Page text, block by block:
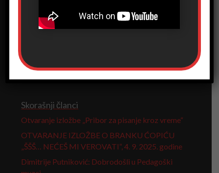
Prosledi komentar
Pretraga
Skorašnji članci
Otvaranje izložbe „Pribor za pisanje kroz vreme“
OTVARANJE IZLOŽBE O BRANKU ĆOPIĆU
„ŠŠŠ… NEĆEŠ MI VEROVATI“, 4. 9. 2025. godine
Dimitrije Putniković: Dobrodošli u Pedagoški